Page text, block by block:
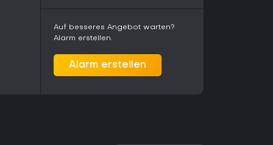
Auf besseres Angebot warten?
Alarm erstellen.
Alarm erstellen